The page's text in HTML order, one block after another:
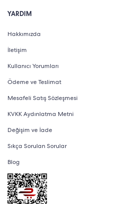
YARDIM
Hakkımızda
İletişim
Kullanıcı Yorumları
Ödeme ve Teslimat
Mesafeli Satış Sözleşmesi
KVKK Aydınlatma Metni
Değişim ve İade
Sıkça Sorulan Sorular
Blog